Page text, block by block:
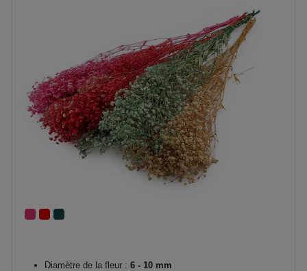
Diamètre de la fleur : 6 - 10 mm